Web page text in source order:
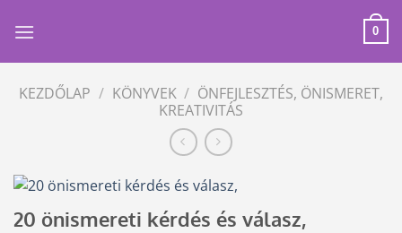
0
KEZDŐLAP / KÖNYVEK / ÖNFEJLESZTÉS, ÖNISMERET,
KREATIVITÁS
20 önismereti kérdés és válasz,